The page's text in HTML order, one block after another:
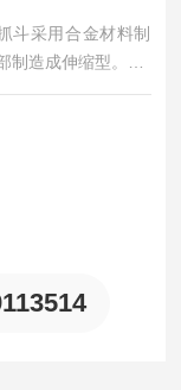
造成伸缩型。
定制）标配3L（建
长度拉绳提高采样